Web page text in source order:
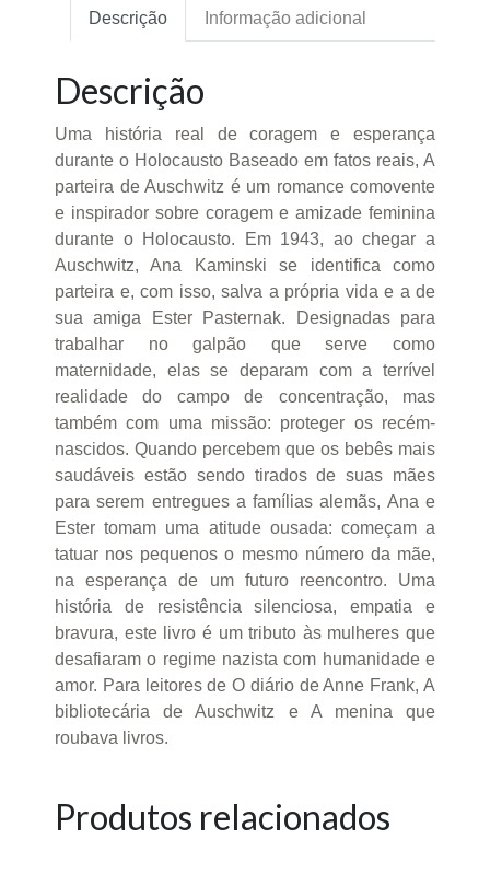
Descrição Informação adicional
Descrição
Uma história real de coragem e esperança
durante o Holocausto Baseado em fatos reais, A
parteira de Auschwitz é um romance comovente
e inspirador sobre coragem e amizade feminina
durante o Holocausto. Em 1943, ao chegar a
Auschwitz, Ana Kaminski se identifica como
parteira e, com isso, salva a própria vida e a de
sua amiga Ester Pasternak. Designadas para
trabalhar no galpão que serve como
maternidade, elas se deparam com a terrível
realidade do campo de concentração, mas
também com uma missão: proteger os recém-
nascidos. Quando percebem que os bebês mais
saudáveis estão sendo tirados de suas mães
para serem entregues a famílias alemãs, Ana e
Ester tomam uma atitude ousada: começam a
tatuar nos pequenos o mesmo número da mãe,
na esperança de um futuro reencontro. Uma
história de resistência silenciosa, empatia e
bravura, este livro é um tributo às mulheres que
desafiaram o regime nazista com humanidade e
amor. Para leitores de O diário de Anne Frank, A
bibliotecária de Auschwitz e A menina que
roubava livros.
Produtos relacionados